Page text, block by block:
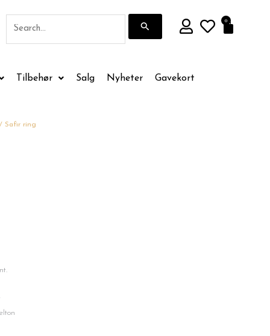
0
Tilbehør Salg Nyheter Gavekort
Safir ring